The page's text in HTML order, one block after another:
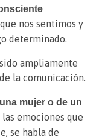
nos sentimos y
determinado.
ampliamente
la comunicación.
mujer o de un
emociones que
se habla de